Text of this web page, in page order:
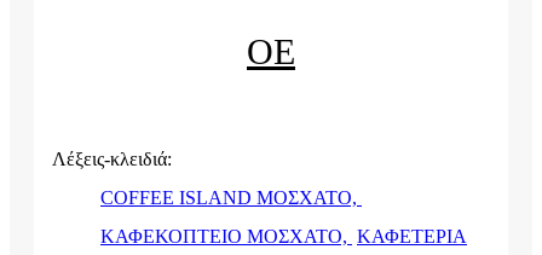
ΟΕ
Λέξεις-κλειδιά:
COFFEE ISLAND ΜΟΣΧΑΤΟ,
ΚΑΦΕΚΟΠΤΕΙΟ ΜΟΣΧΑΤΟ, ΚΑΦΕΤΕΡΙΑ